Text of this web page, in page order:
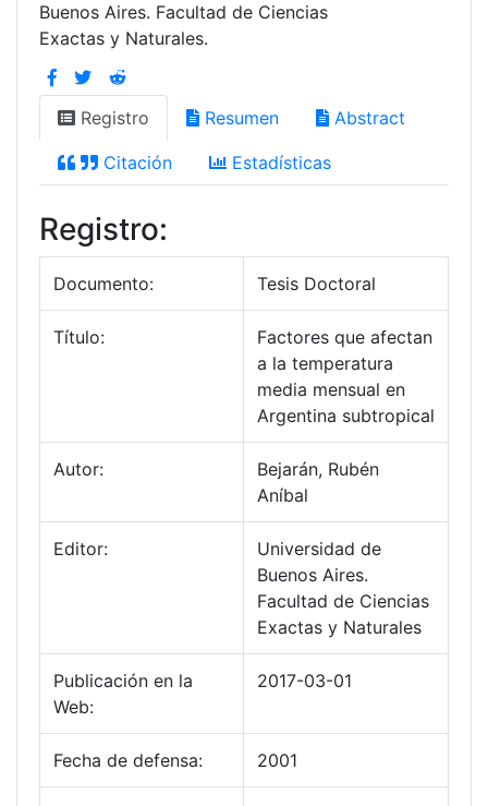
Buenos Aires. Facultad de Ciencias
Exactas y Naturales.
Registro Resumen Abstract
Citación Estadísticas
Registro:
Documento: Tesis Doctoral
Título:
Factores que afectan
a la temperatura
media mensual en
Argentina subtropical
Autor:
Bejarán, Rubén
Aníbal
Editor:
Universidad de
Buenos Aires.
Facultad de Ciencias
Exactas y Naturales
Publicación en la
Web:
2017-03-01
Fecha de defensa: 2001